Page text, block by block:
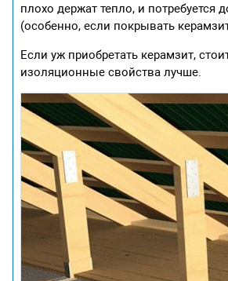
плохо держат тепло, и потребуется
(особенно, если покрывать
Если уж приобретать керамзит,
изоляционные свойства лучше.